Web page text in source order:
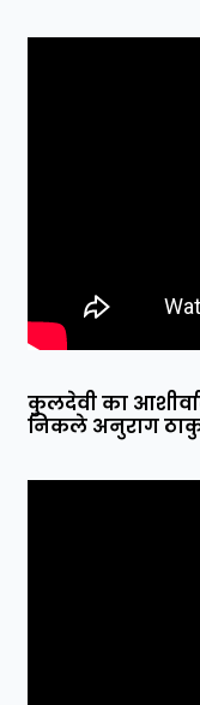
कुलदेवी का
निकले अनुराग